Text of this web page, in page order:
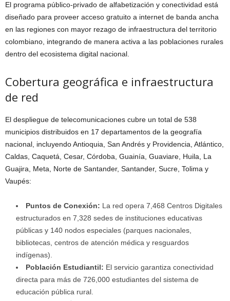
El programa público-privado de alfabetización y conectividad está
diseñado para proveer acceso gratuito a internet de banda ancha
en las regiones con mayor rezago de infraestructura del territorio
colombiano, integrando de manera activa a las poblaciones rurales
dentro del ecosistema digital nacional.
Cobertura geográfica e infraestructura
de red
El despliegue de telecomunicaciones cubre un total de 538
municipios distribuidos en 17 departamentos de la geografía
nacional, incluyendo Antioquia, San Andrés y Providencia, Atlántico,
Caldas, Caquetá, Cesar, Córdoba, Guainía, Guaviare, Huila, La
Guajira, Meta, Norte de Santander, Santander, Sucre, Tolima y
Vaupés:
Puntos de Conexión: La red opera 7,468 Centros Digitales
estructurados en 7,328 sedes de instituciones educativas
públicas y 140 nodos especiales (parques nacionales,
bibliotecas, centros de atención médica y resguardos
indígenas).
Población Estudiantil: El servicio garantiza conectividad
directa para más de 726,000 estudiantes del sistema de
educación pública rural.